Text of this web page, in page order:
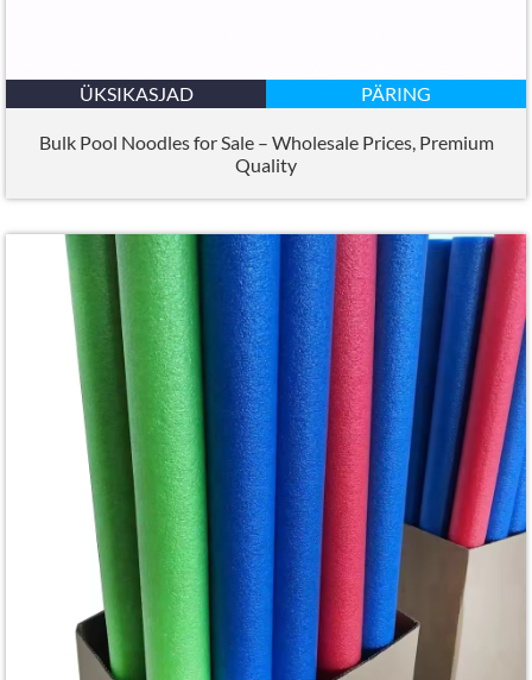
ÜKSIKASJAD PÄRING
Bulk Pool Noodles for Sale – Wholesale Prices, Premium
Quality